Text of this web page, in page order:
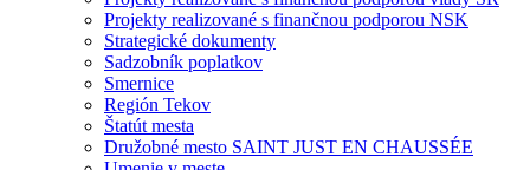
Projekty realizované s finančnou podporou NSK
Strategické dokumenty
Sadzobník poplatkov
Smernice
Región Tekov
Štatút mesta
Družobné mesto SAINT JUST EN CHAUSSÉE